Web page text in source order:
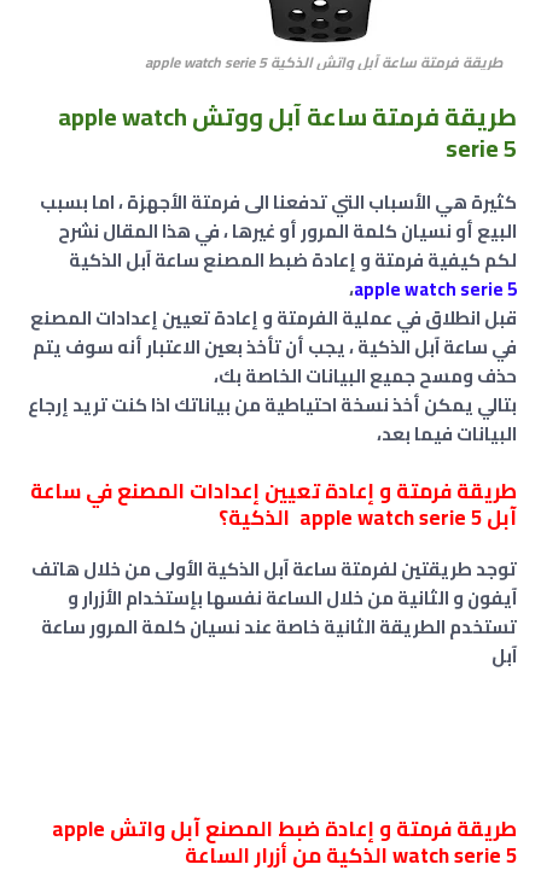
طريقة فرمتة ساعة آبل واتش الذكية apple watch serie 5
ﻃﺮﻳﻘﺔ فرمتة ساعة آبل ووتش apple watch
serie 5
كثيرة هي الأسباب التي تدفعنا الى فرمتة الأجهزة ، اما بسبب
البيع أو نسيان كلمة المرور أو غيرها ، في هذا المقال نشرح
لكم كيفية فرمتة و إعادة ضبط المصنع ساعة آبل الذكية
apple watch serie 5،
قبل انطلاق في عملية الفرمتة و إعادة تعيين إعدادات المصنع
في ساعة آبل الذكية ، يجب أن تأخذ بعين الاعتبار أنه سوف يتم
حذف ومسح جميع البيانات الخاصة بك،
بتالي يمكن أخذ نسخة احتياطية من بياناتك اذا كنت تريد إرجاع
البيانات فيما بعد،
طريقة فرمتة و إعادة تعيين إعدادات المصنع في ساعة
آبل apple watch serie 5 الذكية؟
توجد طريقتين لفرمتة ساعة آبل الذكية الأولى من خلال هاتف
آيفون و الثانية من خلال الساعة نفسها بإستخدام الأزرار و
تستخدم الطريقة الثانية خاصة عند نسيان كلمة المرور ساعة
آبل
طريقة فرمتة و إعادة ضبط المصنع آبل واتش apple
watch serie 5 الذكية من أزرار الساعة